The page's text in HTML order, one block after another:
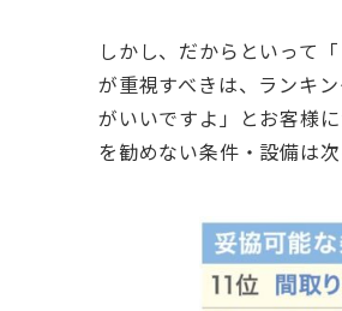
しかし、だからといって
が重視すべきは、ランキ
がいいですよ」とお客様
を勧めない条件・設備は次